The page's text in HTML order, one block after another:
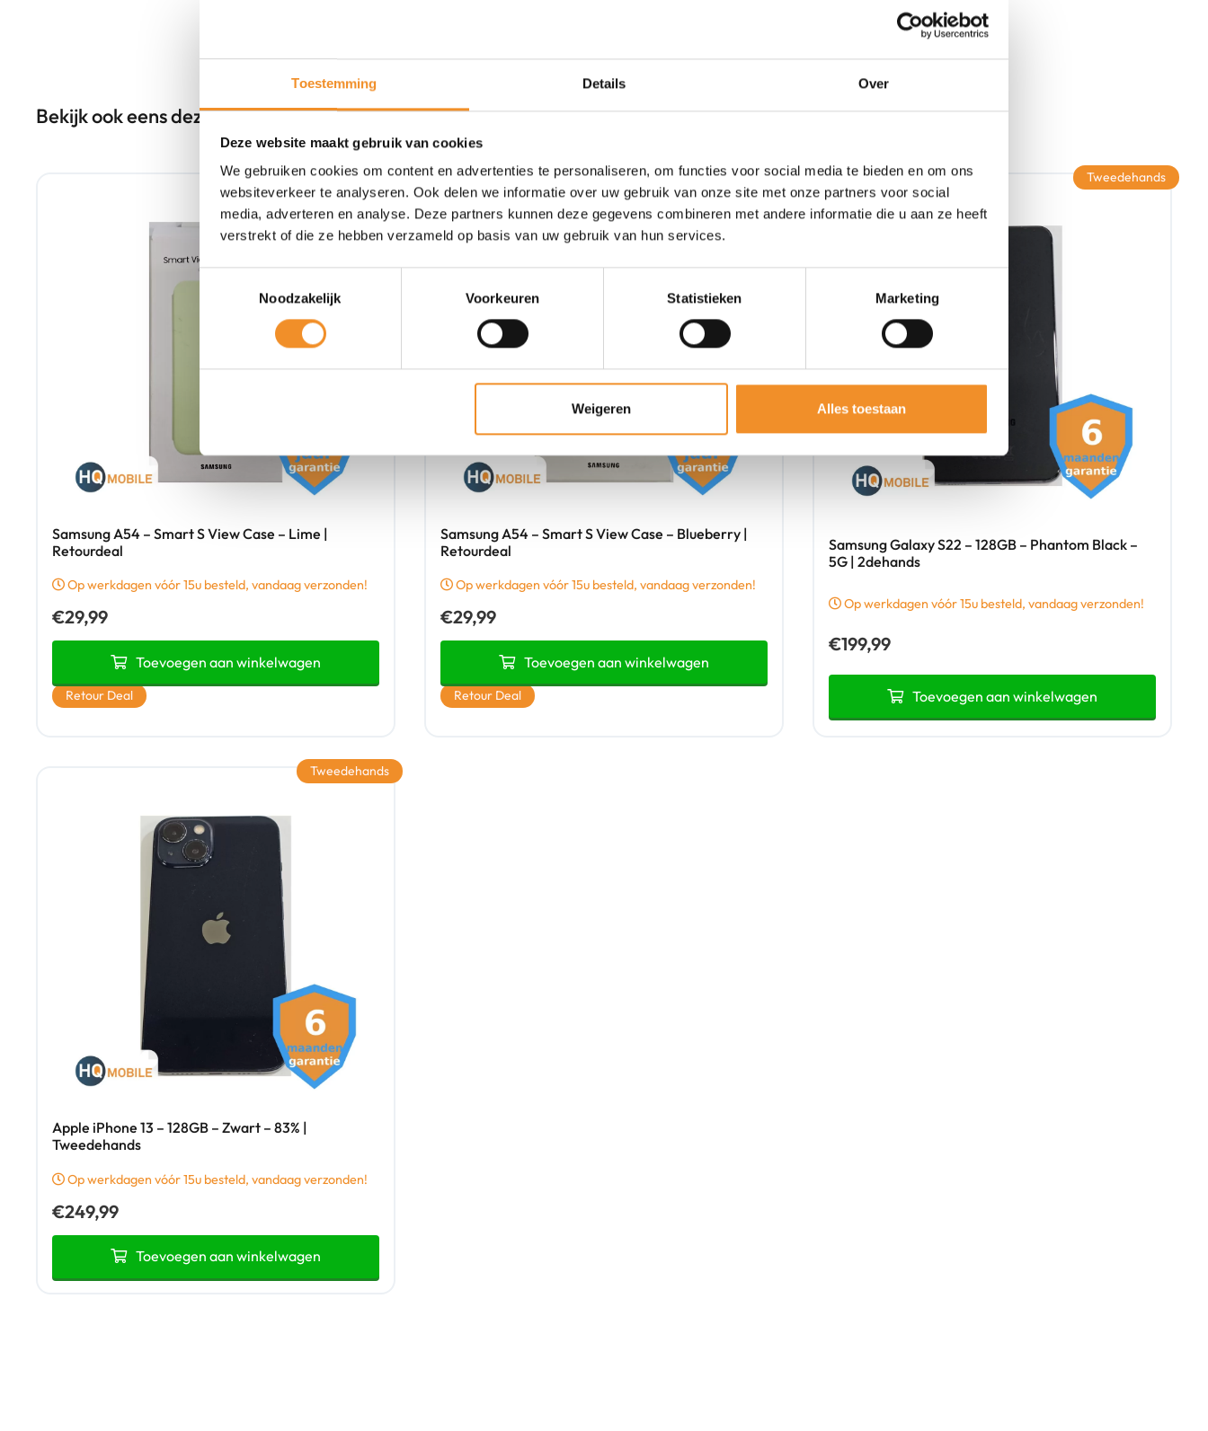
Toestemming Details Over
Deze website maakt gebruik van cookies
We gebruiken cookies om content en advertenties te personaliseren, om functies voor social media te bieden en om ons
websiteverkeer te analyseren. Ook delen we informatie over uw gebruik van onze site met onze partners voor social
media, adverteren en analyse. Deze partners kunnen deze gegevens combineren met andere informatie die u aan ze heeft
verstrekt of die ze hebben verzameld op basis van uw gebruik van hun services.
Noodzakelijk
Voorkeuren Statistieken Marketing
Weigeren Alles toestaan
Bekijk ook eens deze producten
Samsung A54 – Smart S View Case – Lime |
Retourdeal
Op werkdagen vóór 15u besteld, vandaag verzonden!
€29,99
Toevoegen aan winkelwagen
Retour Deal
Samsung A54 – Smart S View Case – Blueberry |
Retourdeal
Op werkdagen vóór 15u besteld, vandaag verzonden!
€29,99
Toevoegen aan winkelwagen
Retour Deal
Samsung Galaxy S22 – 128GB – Phantom Black –
5G | 2dehands
Op werkdagen vóór 15u besteld, vandaag verzonden!
€199,99
Toevoegen aan winkelwagen
Tweedehands
Apple iPhone 13 – 128GB – Zwart – 83% |
Tweedehands
Op werkdagen vóór 15u besteld, vandaag verzonden!
€249,99
Toevoegen aan winkelwagen
Tweedehands